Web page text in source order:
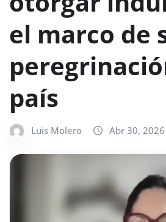
el marco de
país
Luis Molero Abr 30, 2026